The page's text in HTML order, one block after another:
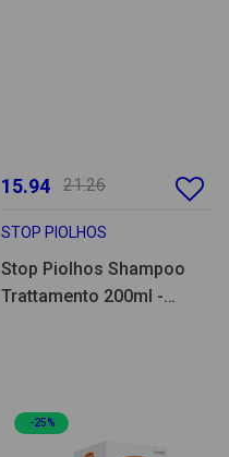
15.94 21.26
STOP PIOLHOS
Stop Piolhos Shampoo
Trattamento 200ml -
-25%